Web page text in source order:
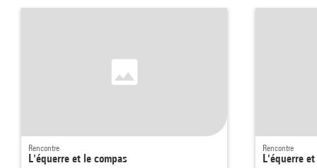
Rencontre
L'équerre et le compas
Rencontre
L'équerre